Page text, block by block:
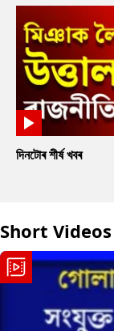
দিনটোৰ শীৰ্ষ খবৰ
Short Videos